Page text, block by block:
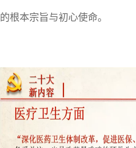
的根本宗旨与初心使命。